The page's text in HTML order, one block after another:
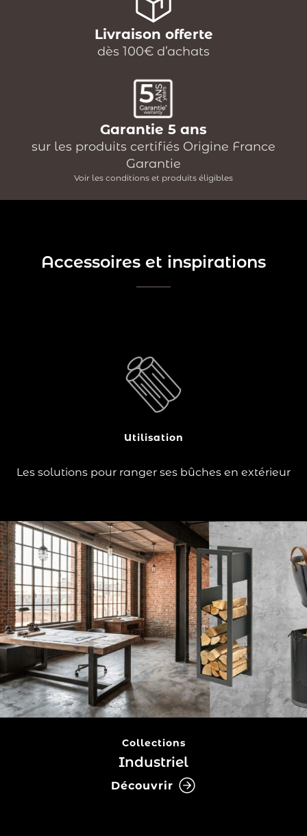
Livraison offerte
dès 100€ d’achats
Garantie 5 ans
sur les produits certifiés Origine France
Garantie
Voir les conditions et produits éligibles
Accessoires et inspirations
Utilisation
Les solutions pour ranger ses bûches en extérieur
cheminée
, un
et vous souhaitez ranger vos bûches durant la
, mais vous ne voulez pas perdre en
Collections
Industriel
Découvrir